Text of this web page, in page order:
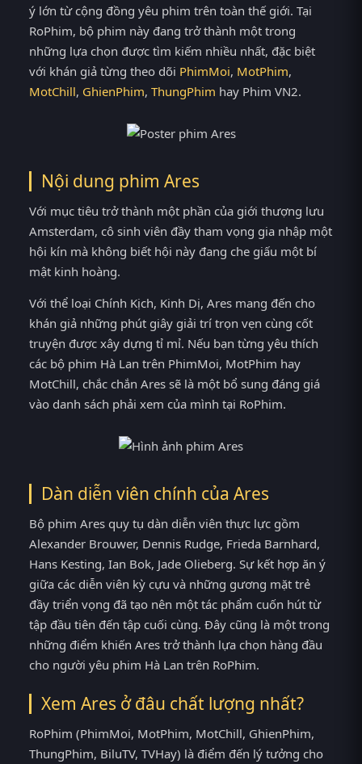
ý lớn từ cộng đồng yêu phim trên toàn thế giới. Tại
RoPhim, bộ phim này đang trở thành một trong
những lựa chọn được tìm kiếm nhiều nhất, đặc biệt
với khán giả từng theo dõi PhimMoi, MotPhim,
MotChill, GhienPhim, ThungPhim hay Phim VN2.
Nội dung phim Ares
Với mục tiêu trở thành một phần của giới thượng lưu
Amsterdam, cô sinh viên đầy tham vọng gia nhập một
hội kín mà không biết hội này đang che giấu một bí
mật kinh hoàng.
Với thể loại Chính Kịch, Kinh Dị, Ares mang đến cho
khán giả những phút giây giải trí trọn vẹn cùng cốt
truyện được xây dựng tỉ mỉ. Nếu bạn từng yêu thích
các bộ phim Hà Lan trên PhimMoi, MotPhim hay
MotChill, chắc chắn Ares sẽ là một bổ sung đáng giá
vào danh sách phải xem của mình tại RoPhim.
Dàn diễn viên chính của Ares
Bộ phim Ares quy tụ dàn diễn viên thực lực gồm
Alexander Brouwer, Dennis Rudge, Frieda Barnhard,
Hans Kesting, Ian Bok, Jade Olieberg. Sự kết hợp ăn ý
giữa các diễn viên kỳ cựu và những gương mặt trẻ
đầy triển vọng đã tạo nên một tác phẩm cuốn hút từ
tập đầu tiên đến tập cuối cùng. Đây cũng là một trong
những điểm khiến Ares trở thành lựa chọn hàng đầu
cho người yêu phim Hà Lan trên RoPhim.
Xem Ares ở đâu chất lượng nhất?
RoPhim (PhimMoi, MotPhim, MotChill, GhienPhim,
ThungPhim, BiluTV, TVHay) là điểm đến lý tưởng cho